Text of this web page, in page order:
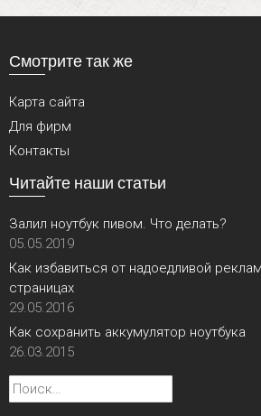
Смотрите так же
Карта сайта
Для фирм
Контакты
Читайте наши статьи
Залил ноутбук пивом. Что делать?
05.05.2019
Как избавиться от надоедливой
страницах
29.05.2016
Как сохранить аккумулятор ноутбука
26.03.2015
Найти: